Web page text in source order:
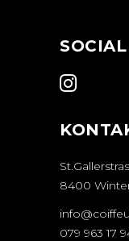
8400
079 963 17